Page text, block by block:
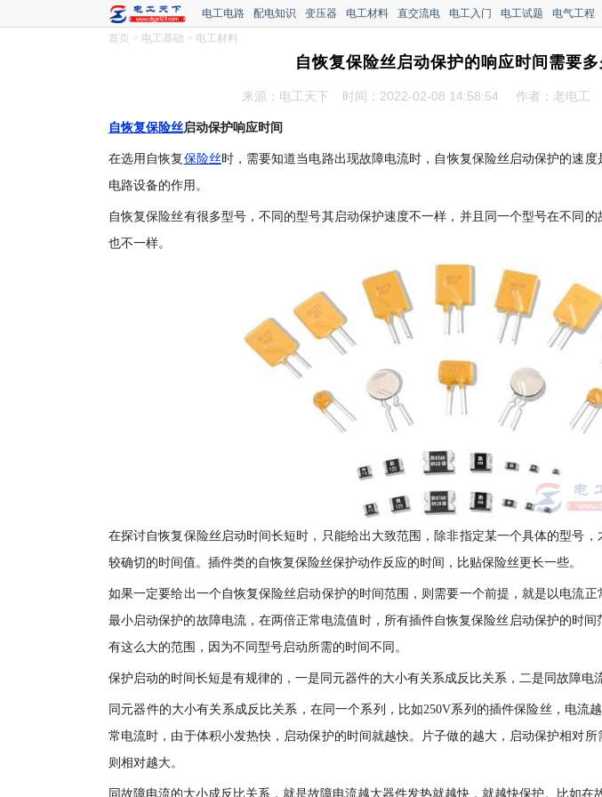
电工电路 配电知识 变压器 电工材料 直交流电 电工入门 电工试题 电气工程
首页 > 电工基础 > 电工材料
自恢复保险丝启动保护的响应时间需要多
来源：电工天下 时间：2022-02-08 14:58:54 作者：老电工
自恢复保险丝启动保护响应时间
在选用自恢复 保险丝时，需要知道当电路出现故障电流时，自恢复保险丝启动保护的速
电路设备的作用。
自恢复保险丝有很多型号，不同的型号其启动保护速度不一样，并且同一个型号在不同
也不一样。
在探讨自恢复保险丝启动时间长短时，只能给出大致范围，除非指定某一个具体的型号
较确切的时间值。插件类的自恢复保险丝保护动作反应的时间，比贴保险丝更长一些。
如果一定要给出一个自恢复保险丝启动保护的时间范围，则需要一个前提，就是以电流
最小启动保护的故障电流，在两倍正常电流值时，所有插件自恢复保险丝启动保护的时间
有这么大的范围，因为不同型号启动所需的时间不同。
保护启动的时间长短是有规律的，一是同元器件的大小有关系成反比关系，二是同故障电
同元器件的大小有关系成反比关系，在同一个系列，比如250V系列的插件保险丝，电流
常电流时，由于体积小发热快，启动保护的时间就越快。片子做的越大，启动保护相对
则相对越大。
同故障电流的大小成反比关系，就是故障电流越大器件发热就越快，就越快保护。比如在